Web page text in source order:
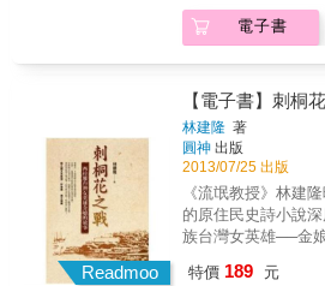
住民電視台成立等
分、母語、就業、
在台灣社會的極端
時間容顏裡所顯示
變遷與困境，讓社會
民生存及生活空間
策、土地、經濟、社
社會構造，去思索
徑。本書收錄大量
文字，包括一九九
代表作《尊嚴與屈
活報告〉為題。這個
各族群在二戰後至
與困境。幾乎在《
為了維護和保障自己
了一波波自覺性的社
了「台灣原住民（族
住民的自主地位。
監分子的「原權會
義」，並跨越族群
地位、自我認同、
求。 然而將近三十
電子書
Readmoo
【電子書】刺桐
林建隆 著
圓神 出版
2013/07/25 出版
《流氓教授》林建
的原住民史詩小說
族台灣女英雄──金
台灣女英雄。在林
特價 189 元